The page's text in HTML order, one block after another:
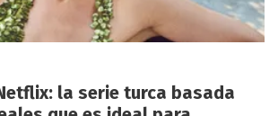
la serie turca basada